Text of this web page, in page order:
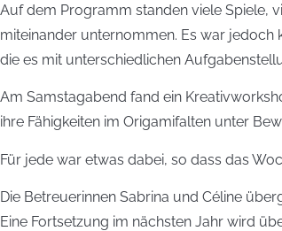
Auf dem Programm standen viele Spiele,
miteinander unternommen. Es war jedoch
die es mit unterschiedlichen
Am Samstagabend fand ein
ihre Fähigkeiten im Origamifalten unter
Für jede war etwas dabei, so dass das
Die Betreuerinnen Sabrina und Céline
Eine Fortsetzung im nächsten Jahr wird